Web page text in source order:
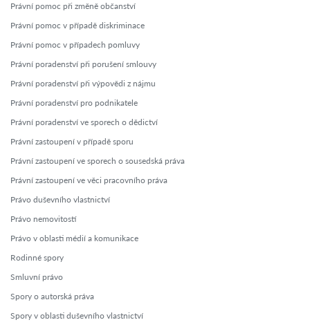
Právní pomoc při změně občanství
Právní pomoc v případě diskriminace
Právní pomoc v případech pomluvy
Právní poradenství při porušení smlouvy
Právní poradenství při výpovědi z nájmu
Právní poradenství pro podnikatele
Právní poradenství ve sporech o dědictví
Právní zastoupení v případě sporu
Právní zastoupení ve sporech o sousedská práva
Právní zastoupení ve věci pracovního práva
Právo duševního vlastnictví
Právo nemovitostí
Právo v oblasti médií a komunikace
Rodinné spory
Smluvní právo
Spory o autorská práva
Spory v oblasti duševního vlastnictví